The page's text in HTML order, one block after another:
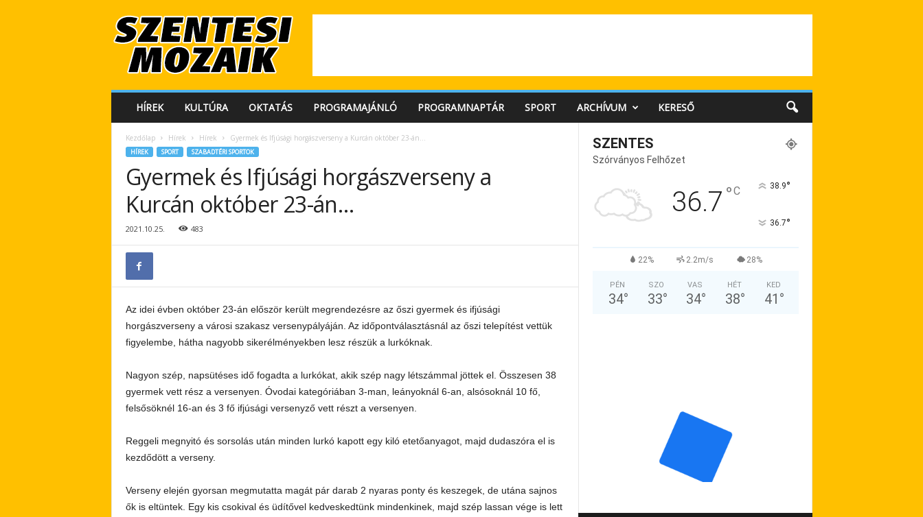
e
HÍREK KULTÚRA OKTATÁS PROGRAMAJÁNLÓ PROGRAMNAPTÁR SPORT ARCHÍVUM KERESŐ
Kezdőlap Hírek Hírek Gyermek és Ifjúsági horgászverseny a Kurcán október 23-án…
HÍREK SPORT SZABADTÉRI SPORTOK
Gyermek és Ifjúsági horgászverseny a
Kurcán október 23-án…
2021.10.25. 483
Az idei évben október 23-án először került megrendezésre az őszi gyermek és ifjúsági
horgászverseny a városi szakasz versenypályáján. Az időpontválasztásnál az őszi telepítést vettük
figyelembe, hátha nagyobb sikerélményekben lesz részük a lurkóknak.
Nagyon szép, napsütéses idő fogadta a lurkókat, akik szép nagy létszámmal jöttek el. Összesen 38
gyermek vett rész a versenyen. Óvodai kategóriában 3-man, leányoknál 6-an, alsósoknál 10 fő,
felsősöknél 16-an és 3 fő ifjúsági versenyző vett részt a versenyen.
Reggeli megnyitó és sorsolás után minden lurkó kapott egy kiló etetőanyagot, majd dudaszóra el is
kezdődött a verseny.
Verseny elején gyorsan megmutatta magát pár darab 2 nyaras ponty és keszegek, de utána sajnos
ők is eltüntek. Egy kis csokival és üdítővel kedveskedtünk mindenkinek, majd szép lassan vége is lett
SZENTES
Szórványos Felhőzet
36.7 °C 38.9°
36.7°
22% 2.2m/s 28%
PÉN
34°
SZO
33°
VAS
34°
HÉT
38°
KED
41 °